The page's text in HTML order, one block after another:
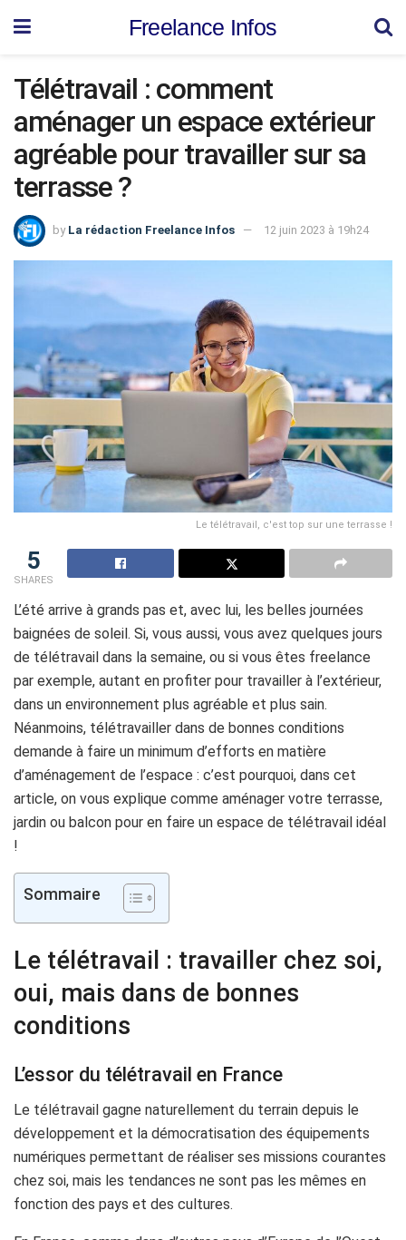
Freelance Infos
Télétravail : comment
aménager un espace extérieur
agréable pour travailler sur sa
terrasse ?
by La rédaction Freelance Infos 12 juin 2023 à 19h24
Le télétravail, c'est top sur une terrasse !
5
SHARES
L’été arrive à grands pas et, avec lui, les belles journées
baignées de soleil. Si, vous aussi, vous avez quelques jours
de télétravail dans la semaine, ou si vous êtes freelance
par exemple, autant en profiter pour travailler à l’extérieur,
dans un environnement plus agréable et plus sain.
Néanmoins, télétravailler dans de bonnes conditions
demande à faire un minimum d’efforts en matière
d’aménagement de l’espace : c’est pourquoi, dans cet
article, on vous explique comme aménager votre terrasse,
jardin ou balcon pour en faire un espace de télétravail idéal
!
Sommaire
Le télétravail : travailler chez soi,
oui, mais dans de bonnes
conditions
L’essor du télétravail en France
Le télétravail gagne naturellement du terrain depuis le
développement et la démocratisation des équipements
numériques permettant de réaliser ses missions courantes
chez soi, mais les tendances ne sont pas les mêmes en
fonction des pays et des cultures.